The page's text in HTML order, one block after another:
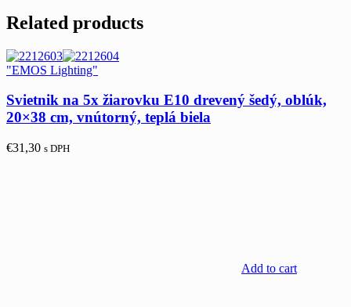
Related products
"EMOS Lighting"
Svietnik na 5x žiarovku E10 drevený šedý, oblúk,
20×38 cm, vnútorný, teplá biela
€31,30 s DPH
Add to cart